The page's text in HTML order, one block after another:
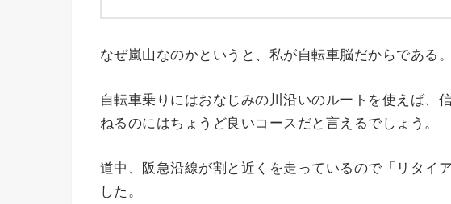
なぜ嵐山なのかというと、私が自転車脳だからである。
自転車乗りにはおなじみの川沿いのルートを使えば、
ねるのにはちょうど良いコースだと言えるでしょう。
道中、阪急沿線が割と近くを走っているので「リタイ
した。